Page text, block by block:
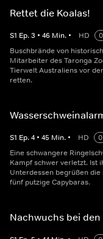
Rettet die Koalas!
S1 Ep.3 • 46 Min. • HD
0
Buschbrände von
Mitarbeiter des Taronga
Tierwelt Australiens vor
retten.
S1 Ep.4 • 45 Min. • HD
0
Eine schwangere
Kampf schwer verletzt. Ist
Unterdessen begrüßen
fünf putzige Capybaras.
Nachwuchs bei